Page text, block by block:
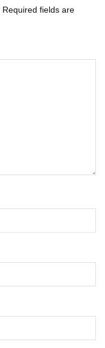
Required fields are